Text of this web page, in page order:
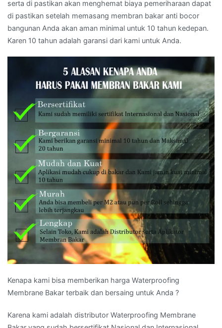
serta di pastikan akan menghemat biaya pemeriharaan dapat
di pastikan setelah memasang membran bakar anti bocor
bangunan Anda akan aman minimal untuk 10 tahun kedepan.
Karen 10 tahun adalah garansi dari kami untuk Anda.
Kenapa kami bisa memberikan harga Waterproofing
Membrane Bakar terbaik dan bersaing untuk Anda ?
Karena kami adalah distributor Waterproofing Membrane